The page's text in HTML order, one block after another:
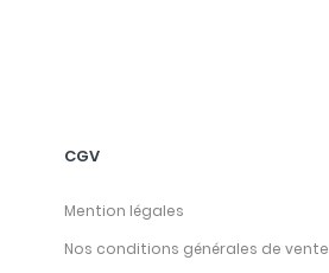
CGV
Mention légales
Nos conditions générales de vente